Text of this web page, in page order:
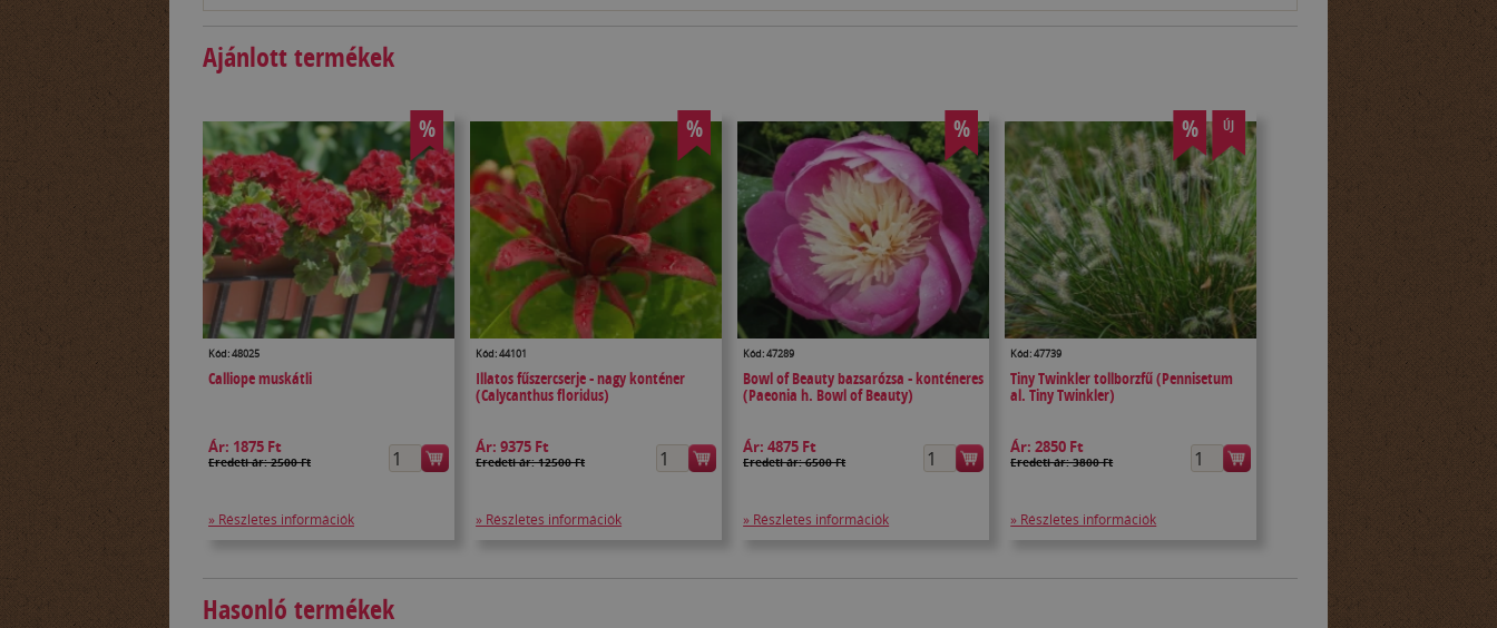
Ajánlott termékek
%
Kód: 48025
Calliope muskátli
Ár: 1875 Ft
Eredeti ár: 2500 Ft
» Részletes információk
%
Kód: 44101
Illatos fűszercserje - nagy konténer
(Calycanthus floridus)
Ár:9375 Ft
Eredeti ár: 12500 Ft
» Részletes információk
%
Kód: 47289
Bowl of Beauty bazsarózsa - konténeres
(Paeonia h. Bowl of Beauty)
Ár:4875 Ft
Eredeti ár: 6500 Ft
» Részletes információk
% ÚJ
Kód: 47739
Tiny Twinkler tollborzfű (Pennisetum
al. Tiny Twinkler)
Ár:2850 Ft
Eredeti ár: 3800 Ft
» Részletes információk
Hasonló termékek